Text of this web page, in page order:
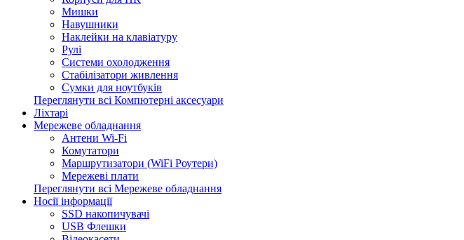
Мишки
Навушники
Наклейки на клавіатуру
Рулі
Системи охолодження
Стабілізатори живлення
Сумки для ноутбуків
Переглянути всі Компютерні аксесуари
Ліхтарі
Мережеве обладнання
Антени Wi-Fi
Комутатори
Маршрутизатори (WiFi Роутери)
Мережеві плати
Переглянути всі Мережеве обладнання
Носії інформації
SSD накопичувачі
USB Флешки